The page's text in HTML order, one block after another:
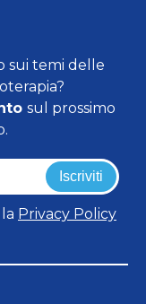
sui temi delle
sul prossimo
Iscriviti
Privacy Policy